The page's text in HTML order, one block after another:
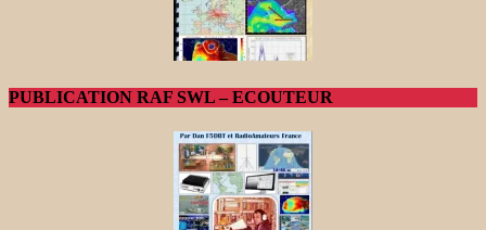
PUBLICATION RAF SWL – ECOUTEUR